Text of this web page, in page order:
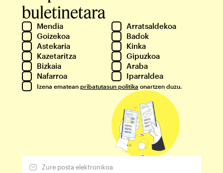
buletinetara
Mendia
Arratsaldekoa
Goizekoa
Badok
Astekaria
Kinka
Kazetaritza
Gipuzkoa
Bizkaia
Araba
Nafarroa
Iparraldea
Izena ematean pribatutasun politika onartzen duzu.